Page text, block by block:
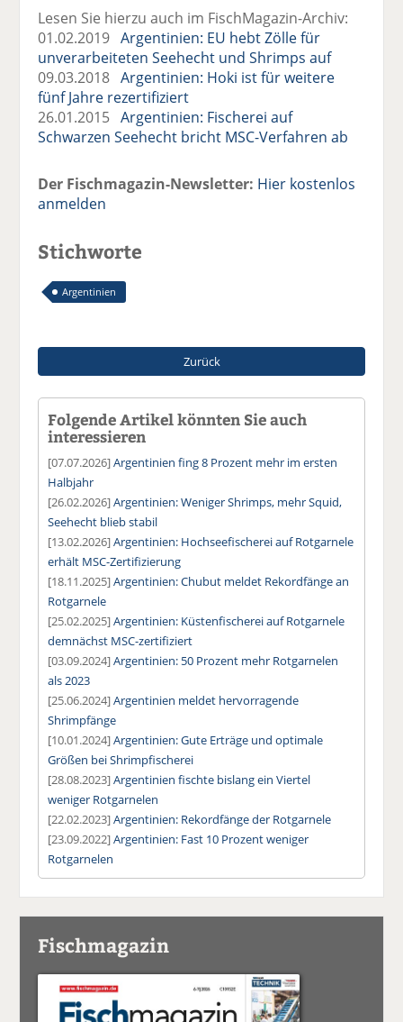
Lesen Sie hierzu auch im FischMagazin-Archiv:
01.02.2019Argentinien: EU hebt Zölle für
unverarbeiteten Seehecht und Shrimps auf
09.03.2018Argentinien: Hoki ist für weitere
fünf Jahre rezertifiziert
26.01.2015Argentinien: Fischerei auf
Schwarzen Seehecht bricht MSC-Verfahren ab
Der Fischmagazin-Newsletter: Hier kostenlos
anmelden
Stichworte
Argentinien
Zurück
Folgende Artikel könnten Sie auch
interessieren
[07.07.2026]Argentinien fing 8 Prozent mehr im ersten
Halbjahr
[26.02.2026]Argentinien: Weniger Shrimps, mehr Squid,
Seehecht blieb stabil
[13.02.2026]Argentinien: Hochseefischerei auf Rotgarnele
erhält MSC-Zertifizierung
[18.11.2025]Argentinien: Chubut meldet Rekordfänge an
Rotgarnele
[25.02.2025]Argentinien: Küstenfischerei auf Rotgarnele
demnächst MSC-zertifiziert
[03.09.2024]Argentinien: 50 Prozent mehr Rotgarnelen
als 2023
[25.06.2024]Argentinien meldet hervorragende
Shrimpfänge
[10.01.2024]Argentinien: Gute Erträge und optimale
Größen bei Shrimpfischerei
[28.08.2023]Argentinien fischte bislang ein Viertel
weniger Rotgarnelen
[22.02.2023]Argentinien: Rekordfänge der Rotgarnele
[23.09.2022]Argentinien: Fast 10 Prozent weniger
Rotgarnelen
Fischmagazin